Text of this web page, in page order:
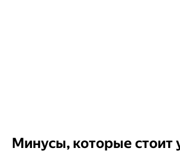
Минусы, которые стоит